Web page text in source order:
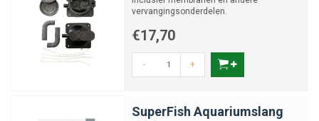
vervangingsonderdelen.
€17,70
- +
SuperFish Aquariumslang